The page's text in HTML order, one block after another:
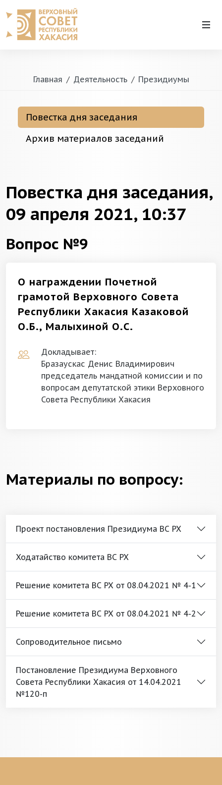
Главная Деятельность Президиумы
Повестка дня заседания
Архив материалов заседаний
Повестка дня заседания,
09 апреля 2021, 10:37
Вопрос №9
О награждении Почетной
грамотой Верховного Совета
Республики Хакасия Казаковой
О.Б., Малыхиной О.С.
Докладывает:
Бразаускас Денис Владимирович
председатель мандатной комиссии и по
вопросам депутатской этики Верховного
Совета Республики Хакасия
Материалы по вопросу:
Проект постановления Президиума ВС РХ
Ходатайство комитета ВС РХ
Решение комитета ВС РХ от 08.04.2021 № 4-1
Решение комитета ВС РХ от 08.04.2021 № 4-2
Сопроводительное письмо
Постановление Президиума Верховного
Совета Республики Хакасия от 14.04.2021
№120-п